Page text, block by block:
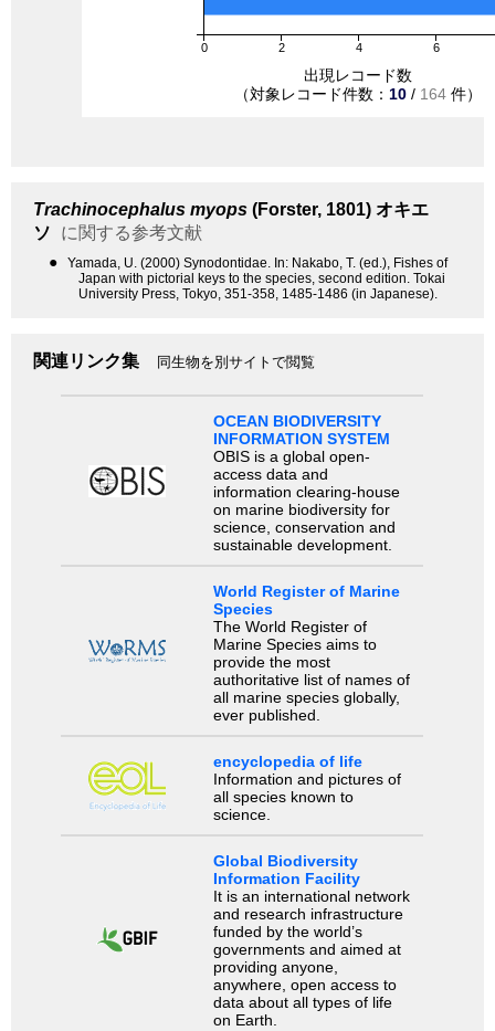
0 2 4 6
出現レコード数
（対象レコード件数： 10 / 164 件）
Trachinocephalus myops (Forster, 1801) オキエ
ソ
に関する参考文献
●
Yamada, U. (2000) Synodontidae. In: Nakabo, T. (ed.), Fishes of
Japan with pictorial keys to the species, second edition. Tokai
University Press, Tokyo, 351-358, 1485-1486 (in Japanese).
関連リンク集 同生物を別サイトで閲覧
OCEAN BIODIVERSITY
INFORMATION SYSTEM
OBIS is a global open-
access data and
information clearing-house
on marine biodiversity for
science, conservation and
sustainable development.
World Register of Marine
Species
The World Register of
Marine Species aims to
provide the most
authoritative list of names of
all marine species globally,
ever published.
encyclopedia of life
Information and pictures of
all species known to
science.
Global Biodiversity
Information Facility
It is an international network
and research infrastructure
funded by the world’s
governments and aimed at
providing anyone,
anywhere, open access to
data about all types of life
on Earth.